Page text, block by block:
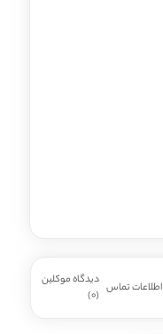
اطلاعات تماس دیدگاه موکلین
(0)